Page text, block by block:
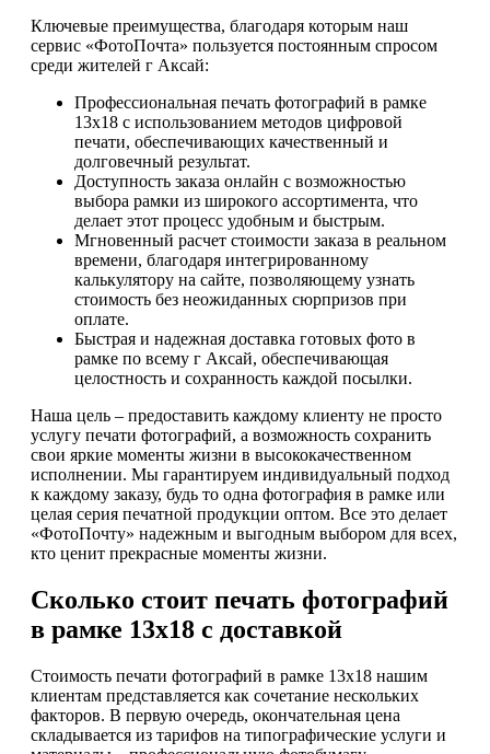
Ключевые преимущества, благодаря которым наш
сервис «ФотоПочта» пользуется постоянным спросом
среди жителей г Аксай:
Профессиональная печать фотографий в рамке
13х18 с использованием методов цифровой
печати, обеспечивающих качественный и
долговечный результат.
Доступность заказа онлайн с возможностью
выбора рамки из широкого ассортимента, что
делает этот процесс удобным и быстрым.
Мгновенный расчет стоимости заказа в реальном
времени, благодаря интегрированному
калькулятору на сайте, позволяющему узнать
стоимость без неожиданных сюрпризов при
оплате.
Быстрая и надежная доставка готовых фото в
рамке по всему г Аксай, обеспечивающая
целостность и сохранность каждой посылки.
Наша цель – предоставить каждому клиенту не просто
услугу печати фотографий, а возможность сохранить
свои яркие моменты жизни в высококачественном
исполнении. Мы гарантируем индивидуальный подход
к каждому заказу, будь то одна фотография в рамке или
целая серия печатной продукции оптом. Все это делает
«ФотоПочту» надежным и выгодным выбором для всех,
кто ценит прекрасные моменты жизни.
Сколько стоит печать фотографий
в рамке 13х18 с доставкой
Стоимость печати фотографий в рамке 13х18 нашим
клиентам представляется как сочетание нескольких
факторов. В первую очередь, окончательная цена
складывается из тарифов на типографические услуги и